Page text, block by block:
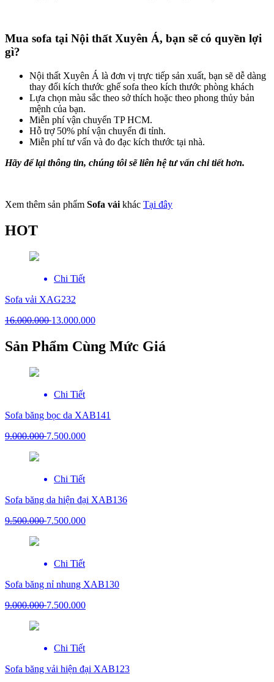
Mua sofa tại Nội thất Xuyên Á, bạn sẽ có quyền lợi
gì?
Nội thất Xuyên Á là đơn vị trực tiếp sản xuất, bạn sẽ dễ dàng
thay đổi kích thước ghế sofa theo kích thước phòng khách
Lựa chọn màu sắc theo sở thích hoặc theo phong thủy bản
mệnh của bạn.
Miễn phí vận chuyển TP HCM.
Hỗ trợ 50% phí vận chuyển đi tỉnh.
Miễn phí tư vấn và đo đạc kích thước tại nhà.
Hãy để lại thông tin, chúng tôi sẽ liên hệ tư vấn chi tiết hơn.
Xem thêm sản phẩm Sofa vải khác Tại đây
HOT
Chi Tiết
Sofa vải XAG232
16.000.00013.000.000
Sản Phẩm Cùng Mức Giá
Chi Tiết
Sofa băng bọc da XAB141
9.000.0007.500.000
Chi Tiết
Sofa băng da hiện đại XAB136
9.500.0007.500.000
Chi Tiết
Sofa băng nỉ nhung XAB130
9.000.0007.500.000
Chi Tiết
Sofa băng vải hiện đại XAB123